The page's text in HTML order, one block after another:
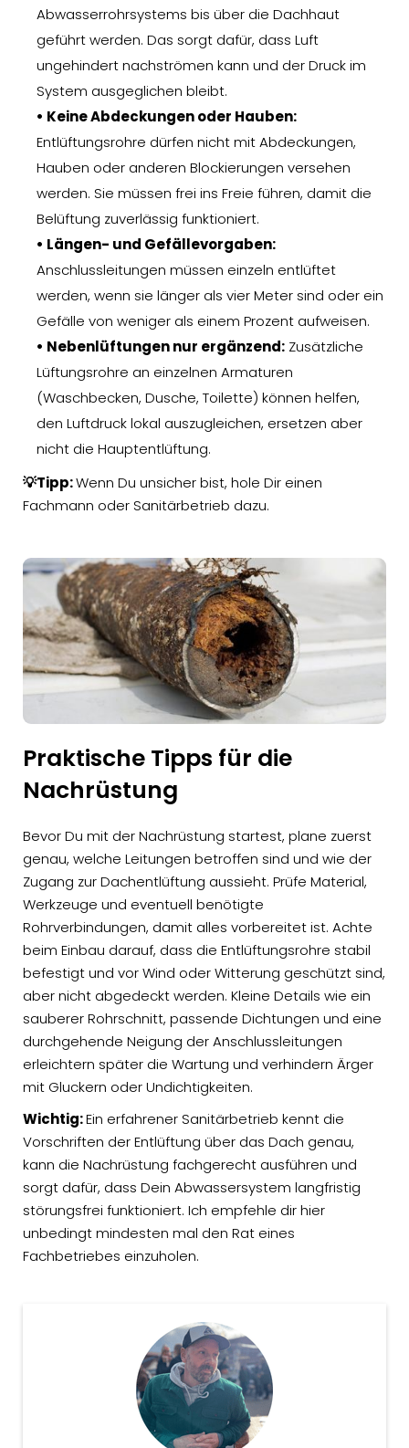
Abwasserrohrsystems bis über die Dachhaut
geführt werden. Das sorgt dafür, dass Luft
ungehindert nachströmen kann und der Druck im
System ausgeglichen bleibt.
• Keine Abdeckungen oder Hauben:
Entlüftungsrohre dürfen nicht mit Abdeckungen,
Hauben oder anderen Blockierungen versehen
werden. Sie müssen frei ins Freie führen, damit die
Belüftung zuverlässig funktioniert.
• Längen- und Gefällevorgaben:
Anschlussleitungen müssen einzeln entlüftet
werden, wenn sie länger als vier Meter sind oder ein
Gefälle von weniger als einem Prozent aufweisen.
• Nebenlüftungen nur ergänzend: Zusätzliche
Lüftungsrohre an einzelnen Armaturen
(Waschbecken, Dusche, Toilette) können helfen,
den Luftdruck lokal auszugleichen, ersetzen aber
nicht die Hauptentlüftung.
💡Tipp:Wenn Du unsicher bist, hole Dir einen
Fachmann oder Sanitärbetrieb dazu.
Praktische Tipps für die
Nachrüstung
Bevor Du mit der Nachrüstung startest, plane zuerst
genau, welche Leitungen betroffen sind und wie der
Zugang zur Dachentlüftung aussieht. Prüfe Material,
Werkzeuge und eventuell benötigte
Rohrverbindungen, damit alles vorbereitet ist. Achte
beim Einbau darauf, dass die Entlüftungsrohre stabil
befestigt und vor Wind oder Witterung geschützt sind,
aber nicht abgedeckt werden. Kleine Details wie ein
sauberer Rohrschnitt, passende Dichtungen und eine
durchgehende Neigung der Anschlussleitungen
erleichtern später die Wartung und verhindern Ärger
mit Gluckern oder Undichtigkeiten.
Wichtig:Ein erfahrener Sanitärbetrieb kennt die
Vorschriften der Entlüftung über das Dach genau,
kann die Nachrüstung fachgerecht ausführen und
sorgt dafür, dass Dein Abwassersystem langfristig
störungsfrei funktioniert. Ich empfehle dir hier
unbedingt mindesten mal den Rat eines
Fachbetriebes einzuholen.